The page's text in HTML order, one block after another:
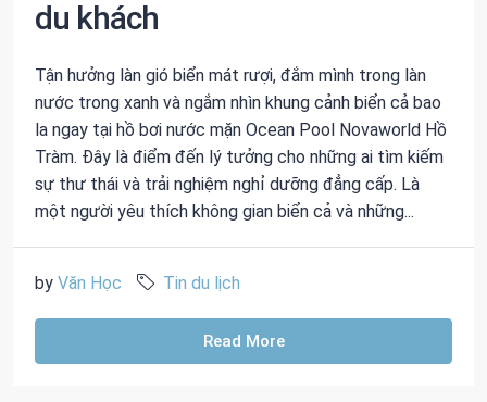
du khách
Tận hưởng làn gió biển mát rượi, đắm mình trong làn
nước trong xanh và ngắm nhìn khung cảnh biển cả bao
la ngay tại hồ bơi nước mặn Ocean Pool Novaworld Hồ
Tràm. Đây là điểm đến lý tưởng cho những ai tìm kiếm
sự thư thái và trải nghiệm nghỉ dưỡng đẳng cấp. Là
một người yêu thích không gian biển cả và những...
by Văn Học Tin du lịch
Read More